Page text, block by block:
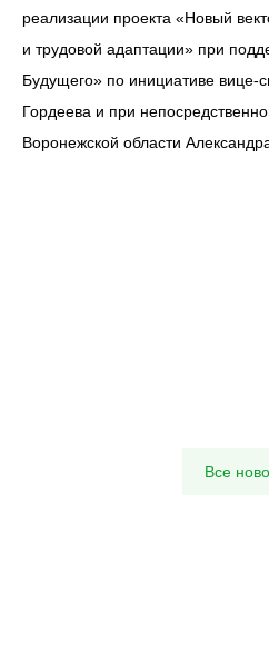
реализации проекта «Новый
и трудовой адаптации» при
Будущего» по инициативе вице-
Гордеева и при
Воронежской области
Все